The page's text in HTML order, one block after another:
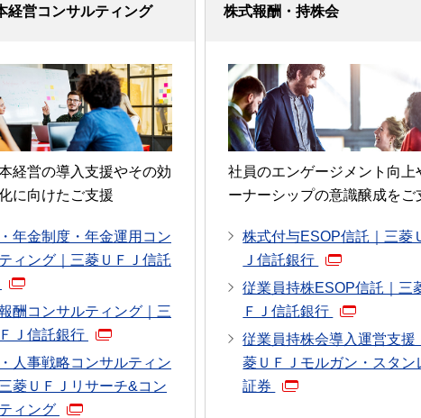
経営コンサルティング
経営の導入支援やその効
に向けたご支援
年金制度・年金運用コン
ィング｜三菱ＵＦＪ信託
酬コンサルティング｜三
Ｊ信託銀行
人事戦略コンサルティン
菱ＵＦＪリサーチ&コン
ィング
株式報酬・持株会
社員のエンゲージメント向上
ーナーシップの意識醸成をご
株式付与ESOP信託｜三菱
Ｊ信託銀行
従業員持株ESOP信託｜三
ＦＪ信託銀行
従業員持株会導入運営支援
菱ＵＦＪモルガン・スタン
証券